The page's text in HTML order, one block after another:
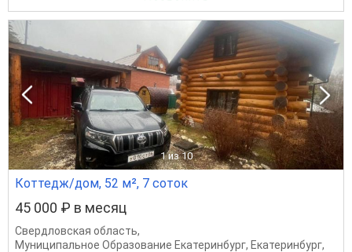
1 из 10
Коттедж/дом, 52 м², 7 соток
45 000 ₽ в месяц
Свердловская область,
Муниципальное Образование Екатеринбург, Екатеринбург,